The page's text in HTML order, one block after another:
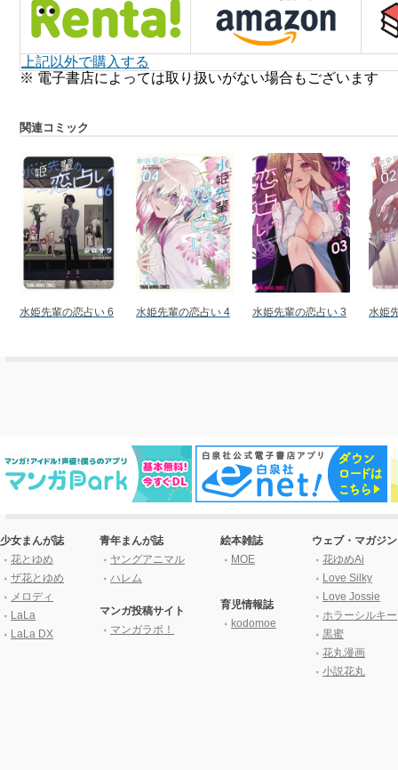
上記以外で購入する
※ 電子書店によっては取り扱いがない場合もございます
関連コミック
水姫先輩の恋占い 6 水姫先輩の恋占い 4 水姫先輩の恋占い 3 水姫
少女まんが誌
花とゆめ
ザ花とゆめ
メロディ
LaLa
LaLa DX
青年まんが誌
ヤングアニマル
ハレム
マンガ投稿サイト
マンガラボ！
絵本雑誌
MOE
育児情報誌
kodomoe
ウェブ・マガジン
花ゆめAi
Love Silky
Love Jossie
ホラーシルキー
黒蜜
花丸漫画
小説花丸